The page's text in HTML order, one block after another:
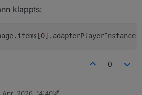
klappts:
0].adapterPlayerInstance
0
Apr. 2026, 14:40